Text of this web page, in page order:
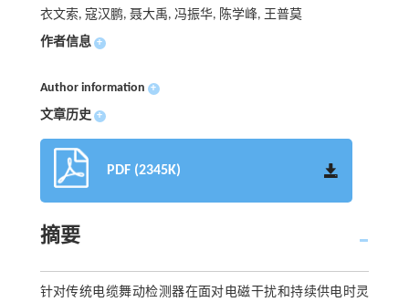
衣文索, 寇汉鹏, 聂大禹, 冯振华, 陈学峰, 王普莫
作者信息 +
Author information +
文章历史 +
PDF (2345K)
摘要
针对传统电缆舞动检测器在面对电磁干扰和持续供电时灵